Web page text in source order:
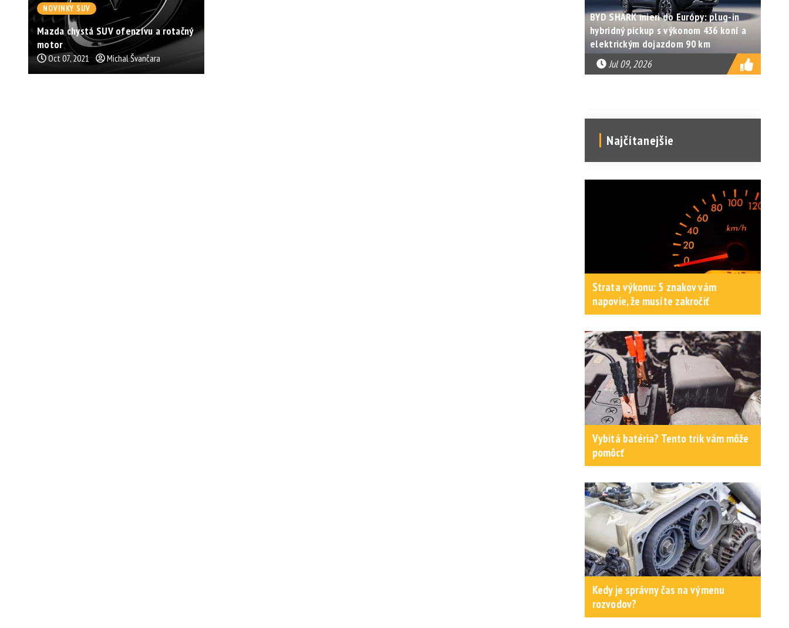
NOVINKY SUV
Mazda chystá SUV ofenzívu a rotačný
motor
Oct 07, 2021 Michal Švančara
BYD SHARK mieri do Európy: plug-in
hybridný pickup s výkonom 436 koní a
elektrickým dojazdom 90 km
Jul 09, 2026
Najčítanejšie
Strata výkonu: 5 znakov vám
napovie, že musíte zakročiť
Vybitá batéria? Tento trik vám môže
pomôcť
Kedy je správny čas na výmenu
rozvodov?